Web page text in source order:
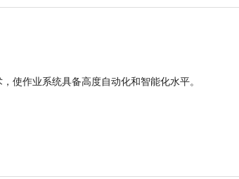
使作业系统具备高度自动化和智能化水平。